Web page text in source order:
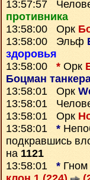
13:57:57
противника
13:58:00 Орк
13:58:00 Эльф
здоровья
13:58:00 * Орк
Боцман
13:58:01 Орк
13:58:01
13:58:01 Орк
13:58:01 *
подкравшись
на 1121
13:58:01 * Гном